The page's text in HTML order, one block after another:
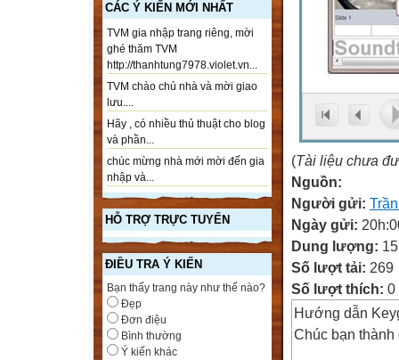
CÁC Ý KIẾN MỚI NHẤT
TVM gia nhập trang riêng, mời
ghé thăm TVM
http://thanhtung7978.violet.vn...
TVM chào chủ nhà và mời giao
lưu....
Hãy , có nhiều thủ thuật cho blog
và phần...
chúc mừng nhà mới mời đến gia
nhập và...
HỖ TRỢ TRỰC TUYẾN
ĐIỀU TRA Ý KIẾN
Bạn thấy trang này như thế nào?
Đẹp
Đơn điệu
Bình thường
Ý kiến khác
(Tài liệu chưa
Nguồn:
Người gửi:
Ngày gửi:
Dung lượng:
Số lượt tải: 269
Số lượt thích: 0
Hướng dẫn
Chúc bạn thành